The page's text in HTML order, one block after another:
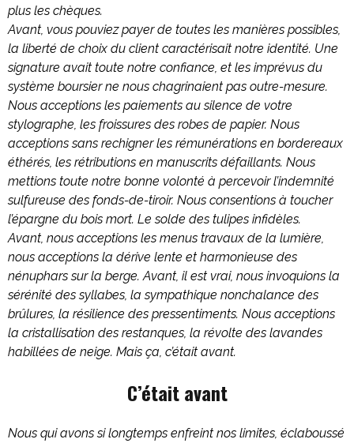
plus les chèques.
Avant, vous pouviez payer de toutes les manières possibles,
la liberté de choix du client caractérisait notre identité. Une
signature avait toute notre confiance, et les imprévus du
système boursier ne nous chagrinaient pas outre-mesure.
Nous acceptions les paiements au silence de votre
stylographe, les froissures des robes de papier. Nous
acceptions sans rechigner les rémunérations en bordereaux
éthérés, les rétributions en manuscrits défaillants. Nous
mettions toute notre bonne volonté à percevoir l’indemnité
sulfureuse des fonds-de-tiroir. Nous consentions à toucher
l’épargne du bois mort. Le solde des tulipes infidèles.
Avant, nous acceptions les menus travaux de la lumière,
nous acceptions la dérive lente et harmonieuse des
nénuphars sur la berge. Avant, il est vrai, nous invoquions la
sérénité des syllabes, la sympathique nonchalance des
brûlures, la résilience des pressentiments. Nous acceptions
la cristallisation des restanques, la révolte des lavandes
habillées de neige. Mais ça, c’était avant.
C’était avant
Nous qui avons si longtemps enfreint nos limites, éclaboussé